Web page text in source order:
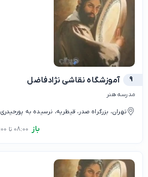
9 آموزشگاه نقاشی نژادفاضل
مدرسه هنر
تهران، بزرگراه صدر، قیطریه، نرسیده به پورحیدری
باز